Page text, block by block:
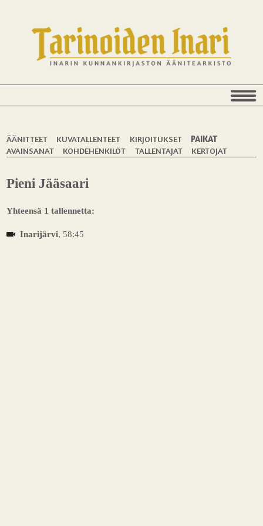
ÄÄNITTEET KUVATALLENTEET KIRJOITUKSET
PAIKAT
AVAINSANAT
KOHDEHENKILÖT TALLENTAJAT KERTOJAT
Pieni Jääsaari
Yhteensä 1 tallennetta:
Inarijärvi, 58:45